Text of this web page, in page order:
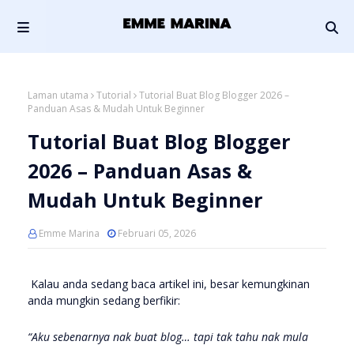
Laman utama Tutorial
Tutorial Buat Blog Blogger 2026 –
Panduan Asas & Mudah Untuk Beginner
Tutorial Buat Blog Blogger
2026 – Panduan Asas &
Mudah Untuk Beginner
Emme Marina Februari 05, 2026
Kalau anda sedang baca artikel ini, besar kemungkinan
anda mungkin sedang berfikir:
“Aku sebenarnya nak buat blog… tapi tak tahu nak mula